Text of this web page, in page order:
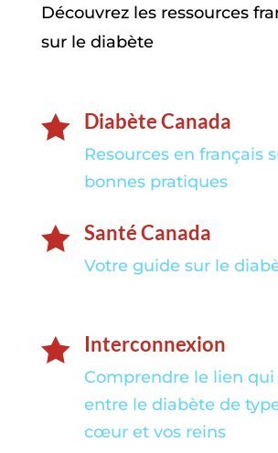
Découvrez les ressources
sur le diabète
 Diabète Canada
Resources en français
bonnes pratiques
 Santé Canada
Votre guide sur le
 Interconnexion
Comprendre le lien qui
entre le diabète de
cœur et vos reins